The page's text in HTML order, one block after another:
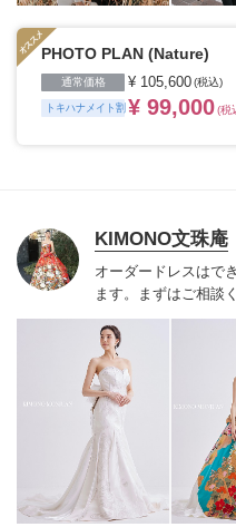
PHOTO PLAN (Nature)
通常価格 ¥ 105,600(税込)
トキハナメイト割 ¥ 99,000(税
KIMONO文珠庵
オーダードレスはで
ます。
まずはご相談
合は当店でご用意さ